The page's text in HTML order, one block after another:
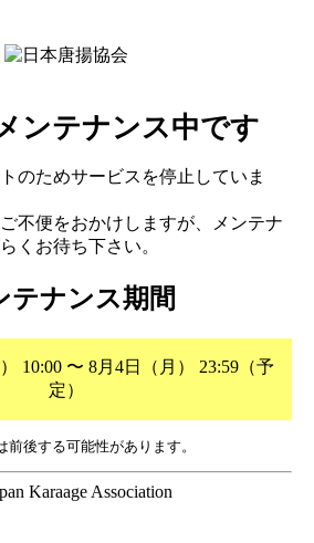
ンテナンス中です
のためサービスを停止していま
不便をおかけしますが、メンテナ
くお待ち下さい。
テナンス期間
10:00 〜 8月4日（月） 23:59（予
定）
前後する可能性があります。
Karaage Association